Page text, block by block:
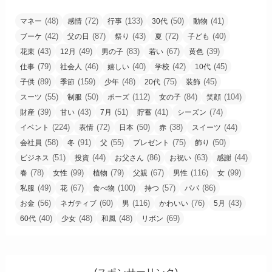
マネー (48) 感情 (72) 行事 (133) 30代 (50) 動物 (41)
ブーケ (42) 父の日 (87) 祭り (43) 夏 (72) 子ども (40)
花束 (43) 12月 (49) 男の子 (83) 若い (67) 黄色 (39)
仕事 (79) 社会人 (46) 嬉しい (40) 学校 (42) 10代 (45)
子供 (89) 季節 (159) 少年 (48) 20代 (75) 装飾 (45)
スーツ (55) 制服 (50) ポーズ (112) 女の子 (84) 笑顔 (104)
財産 (39) 甘い (43) 7月 (51) 貯蓄 (41) シーズン (74)
イベント (224) 表情 (72) 日本 (50) 赤 (38) スイーツ (44)
会社員 (58) 冬 (91) 父 (55) プレゼント (75) 飾り (50)
ビジネス (51) 投資 (44) お父さん (86) お祝い (63) 感謝 (44)
春 (78) 女性 (99) 植物 (79) 父親 (67) 男性 (116) 女 (99)
私服 (49) 花 (67) 食べ物 (100) 持つ (57) パパ (86)
お金 (56) ネガティブ (60) 男 (116) かわいい (76) 5月 (43)
60代 (40) 少女 (48) 和風 (48) リボン (69)